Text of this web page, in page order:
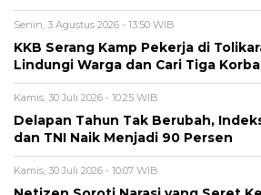
Senin, 3 Agustus 2026 - 13:50 WIB
KKB Serang Kamp Pekerja di
Lindungi Warga dan Cari Tiga
Kamis, 30 Juli 2026 - 10:25 WIB
Delapan Tahun Tak Berubah,
dan TNI Naik Menjadi 90 Persen
Kamis, 30 Juli 2026 - 10:07 WIB